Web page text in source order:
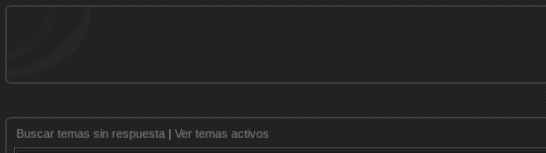
Buscar temas sin respuesta | Ver temas activos